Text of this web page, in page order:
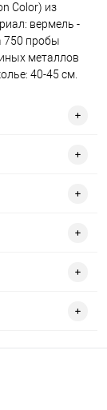
Color) из
вермель -
750 пробы
металлов
40-45 см.